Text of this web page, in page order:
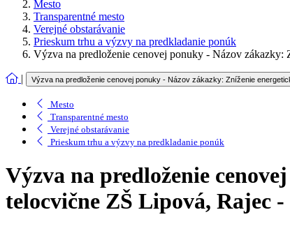
Mesto
Transparentné mesto
Verejné obstarávanie
Prieskum trhu a výzvy na predkladanie ponúk
Výzva na predloženie cenovej ponuky - Názov
| Výzva na predloženie cenovej ponuky - Názov zákazky: Zníženie
Mesto
Transparentné mesto
Verejné obstarávanie
Prieskum trhu a výzvy na predkladanie ponúk
Výzva na predloženie
telocvične ZŠ Lipová, Rajec